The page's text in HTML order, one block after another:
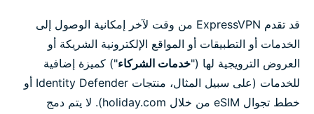
قد تقدم ExpressVPN من وقت لآخر إمكانية الوصول إلى
الخدمات أو التطبيقات أو المواقع الإلكترونية الشريكة أو
العروض الترويجية لها ("خدمات الشركاء") كميزة إضافية
للخدمات (على سبيل المثال، منتجات Identity Defender أو
خطط تجوال eSIM من خلال holiday.com). لا يتم دمج